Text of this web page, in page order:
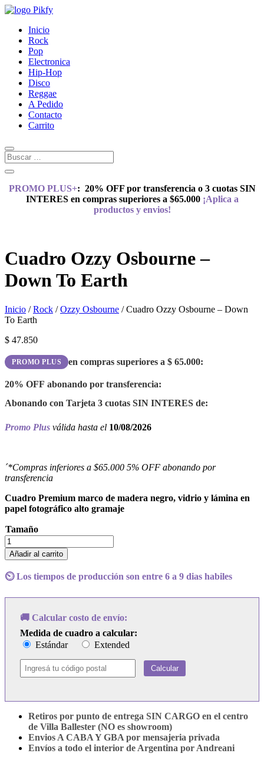
Inicio
Rock
Pop
Electronica
Hip-Hop
Disco
Reggae
A Pedido
Contacto
Carrito
PROMO PLUS+: 20% OFF por transferencia o 3 cuotas SIN
INTERES en compras superiores a $65.000¡Aplica a
productos y envios!
Cuadro Ozzy Osbourne –
Down To Earth
Inicio /Rock /Ozzy Osbourne / Cuadro Ozzy Osbourne – Down
To Earth
$ 47.850
PROMO PLUS en compras superiores a $ 65.000:
20% OFF abonando por transferencia:
Abonando con Tarjeta 3 cuotas SIN INTERES de:
Promo Plus válida hasta el 10/08/2026
´*Compras inferiores a $65.000 5% OFF abonando por
transferencia
Cuadro Premium marco de madera negro, vidrio y lámina en
papel fotográfico alto gramaje
Tamaño
Cuadro
Ozzy
Osbourne
-
Down
cantidad
Añadir al carrito
⏲️ Los tiempos de producción son entre 6 a 9 dias habiles
🚚 Calcular costo de envío:
Medida de cuadro a calcular:
Estándar
Extended
Calcular
Retiros por punto de entrega SIN CARGO en el centro
de Villa Ballester (NO es showroom)
Envios A CABA Y GBA por mensajeria privada
Envíos a todo el interior de Argentina por Andreani